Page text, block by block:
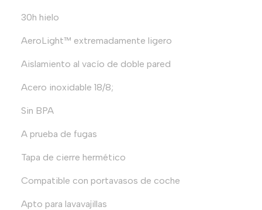
30h hielo
AeroLight™ extremadamente ligero
Aislamiento al vacío de doble pared
Acero inoxidable 18/8;
Sin BPA
A prueba de fugas
Tapa de cierre hermético
Compatible con portavasos de coche
Apto para lavavajillas